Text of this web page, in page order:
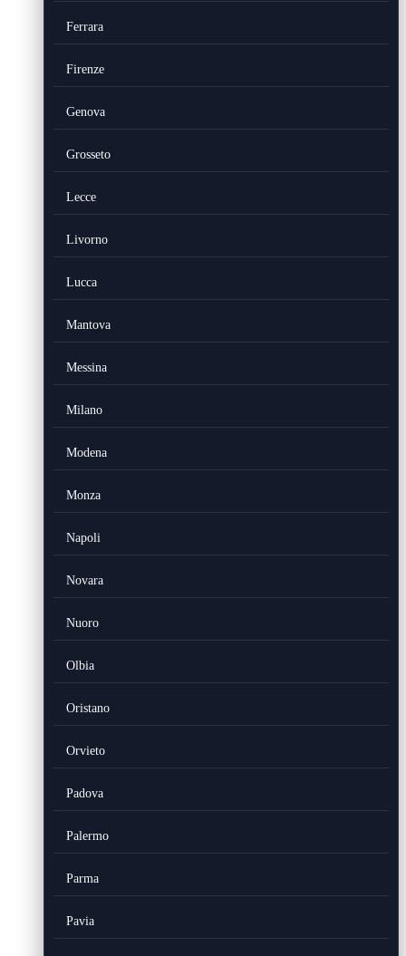
Ferrara
Firenze
Genova
Grosseto
Lecce
Livorno
Lucca
Mantova
Messina
Milano
Modena
Monza
Napoli
Novara
Nuoro
Olbia
Oristano
Orvieto
Padova
Palermo
Parma
Pavia